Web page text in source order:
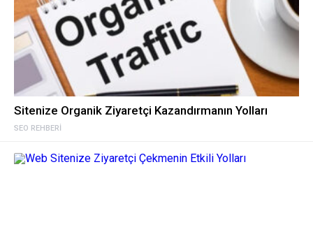
SEO REHBERI
Sitenize Organik Ziyaretçi Kazandırmanın Yolları